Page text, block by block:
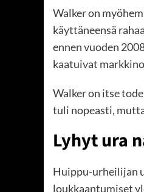
Walker on
käyttäneensä
ennen vuoden
kaatuivat
Walker on itse
tuli nopeasti,
Lyhyt ura
Huippu-urheilijan
loukkaantumiset